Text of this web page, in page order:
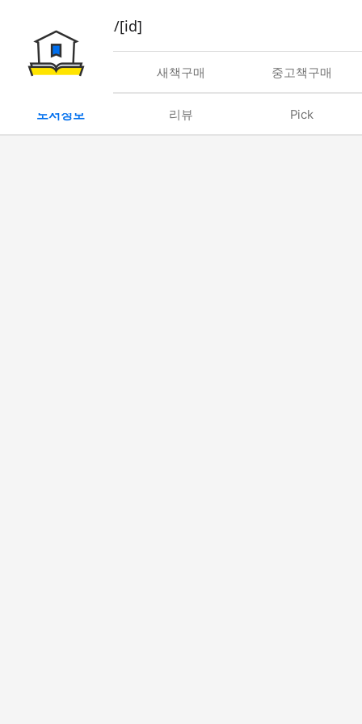
book/rent/[id]
대여 새책구매 중고책구매
도서정보 리뷰 Pick